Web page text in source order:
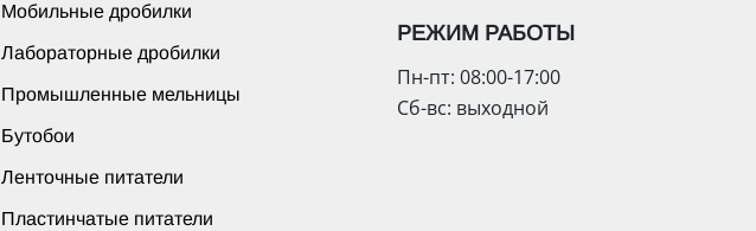
Мобильные дробилки
Лабораторные дробилки
Промышленные мельницы
Бутобои
Ленточные питатели
Пластинчатые питатели
РЕЖИМ РАБОТЫ
Пн-пт: 08:00-17:00
Сб-вс: выходной